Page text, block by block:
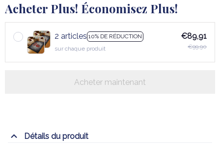
Acheter Plus! Économisez Plus!
2 articles 10% DE RÉDUCTION
sur chaque produit
€89,91
€99,90
Acheter maintenant
Détails du produit